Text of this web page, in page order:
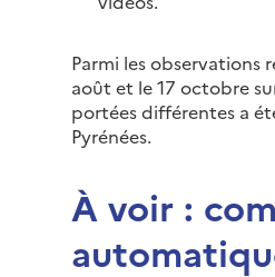
Parmi les observations
août et le 17 octobre
portées différentes a
Pyrénées.
À voir :